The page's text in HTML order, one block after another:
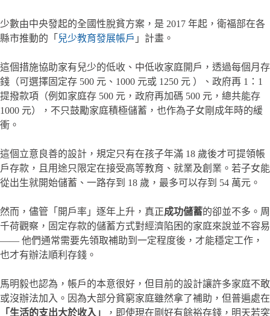
少數由中央發起的全國性脫貧方案，是 2017 年起，衛福部在各
縣市推動的「 兒少教育發展帳戶 」計畫。
這個措施協助家有兒少的低收、中低收家庭開戶，透過每個月存
錢（可選擇固定存 500 元、1000 元或 1250 元 ）、政府再 1：1
提撥款項（例如家庭存 500 元，政府再加碼 500 元，總共能存
1000 元），不只鼓勵家庭積極儲蓄，也作為子女剛成年時的緩
衝。
這個立意良善的設計，規定只有在孩子年滿 18 歲後才可提領帳
戶存款，且用途只限定在接受高等教育、就業及創業。若子女能
從出生就開始儲蓄、一路存到 18 歲，最多可以存到 54 萬元。
然而，儘管「開戶率」逐年上升，真正成功儲蓄的卻並不多。周
千荷觀察，固定存款的儲蓄方式對經濟陷困的家庭來說並不容易
—— 他們通常需要先領取補助到一定程度後，才能穩定工作，
也才有辦法順利存錢。
馬明毅也認為，帳戶的本意很好，但目前的設計讓許多家庭不敢
或沒辦法加入。因為大部分貧窮家庭雖然拿了補助，但普遍處在
「生活的支出大於收入」
，即使現在剛好有餘裕存錢，明天若突